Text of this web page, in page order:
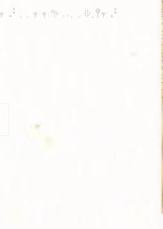
⠜ . . 𖥧 𖥧 𖧧 ˒˒. . 𖡼.𖤣𖥧 ⠜